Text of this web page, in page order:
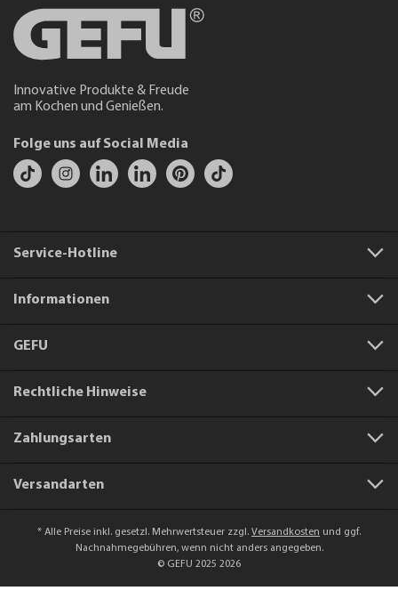
Innovative Produkte & Freude
am Kochen und Genießen.
Folge uns auf Social Media
Service-Hotline
Informationen
GEFU
Rechtliche Hinweise
Zahlungsarten
Versandarten
* Alle Preise inkl. gesetzl. Mehrwertsteuer zzgl. Versandkosten und ggf.
Nachnahmegebühren, wenn nicht anders angegeben.
© GEFU 2025 2026